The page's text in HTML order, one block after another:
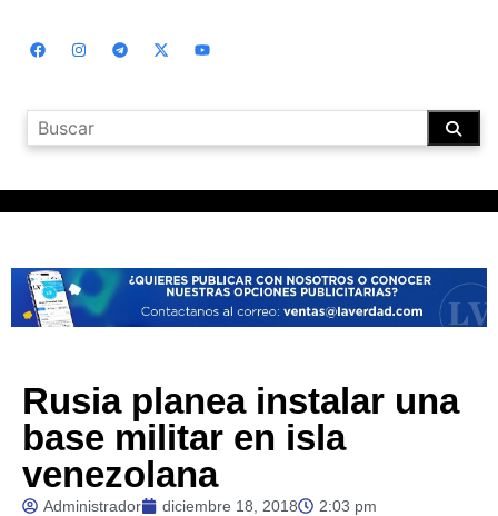
Rusia planea instalar una
base militar en isla
venezolana
Administrador diciembre 18, 2018
2:03 pm